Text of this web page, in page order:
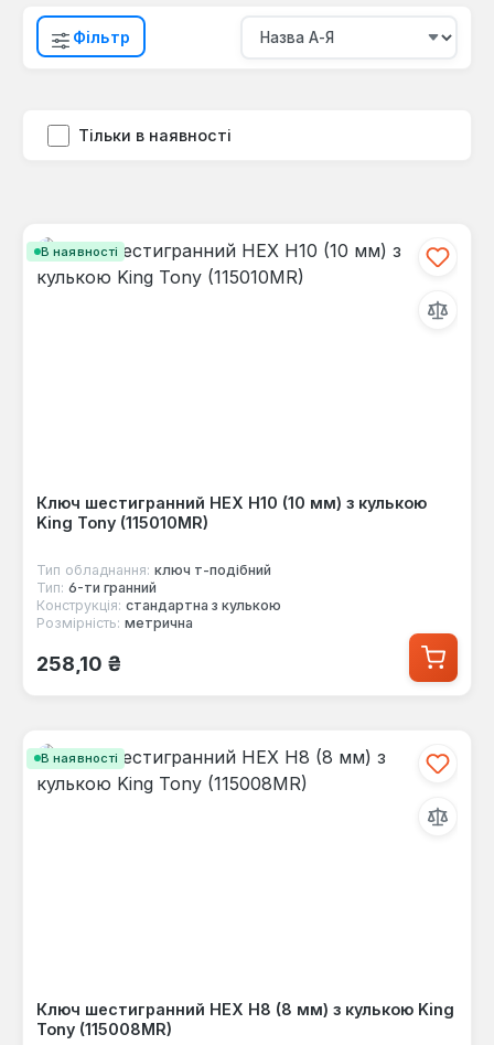
Фільтр
Тільки в наявності
В наявності
Ключ шестигранний HEX Н10 (10 мм) з кулькою
King Tony (115010MR)
Тип обладнання: ключ т-подібний
Тип: 6-ти гранний
Конструкція: стандартна з кулькою
Розмірність: метрична
Звичайна ціна:
258,10 ₴
В наявності
Ключ шестигранний HEX Н8 (8 мм) з кулькою King
Tony (115008MR)